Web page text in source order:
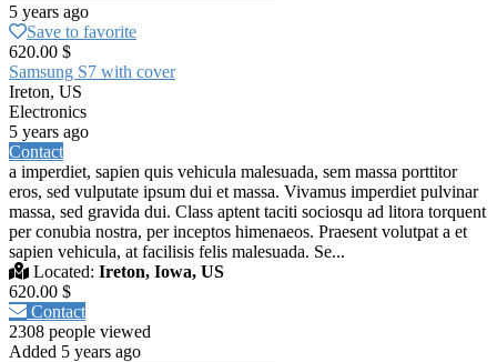
5 years ago
Save to favorite
620.00 $
Samsung S7 with cover
Ireton, US
Electronics
5 years ago
Contact
a imperdiet, sapien quis vehicula malesuada, sem massa porttitor
eros, sed vulputate ipsum dui et massa. Vivamus imperdiet pulvinar
massa, sed gravida dui. Class aptent taciti sociosqu ad litora torquent
per conubia nostra, per inceptos himenaeos. Praesent volutpat a et
sapien vehicula, at facilisis felis malesuada. Se...
Located: Ireton, Iowa, US
620.00 $
Contact
2308 people viewed
Added 5 years ago